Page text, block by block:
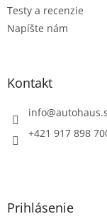
Testy a recenzie
Napíšte nám
Kontakt
info@
+421 917 898
Prihlásenie